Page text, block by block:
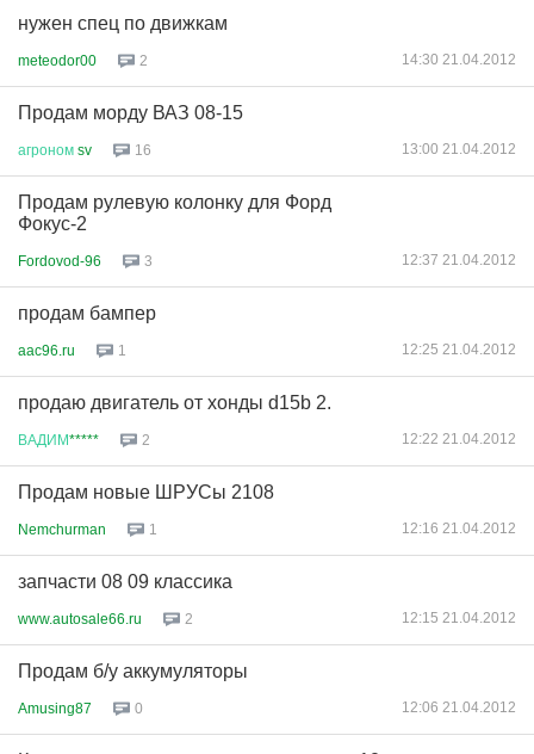
нужен спец по движкам
meteodor00 2 14:30 21.04.2012
Продам морду ВАЗ 08-15
агроном sv 16 13:00 21.04.2012
Продам рулевую колонку для Форд
Фокус-2
Fordovod-96 3 12:37 21.04.2012
продам бампер
aac96.ru 1 12:25 21.04.2012
продаю двигатель от хонды d15b 2.
ВАДИМ***** 2 12:22 21.04.2012
Продам новые ШРУСы 2108
Nemchurman 1 12:16 21.04.2012
запчасти 08 09 классика
www.autosale66.ru 2 12:15 21.04.2012
Продам б/у аккумуляторы
Amusing87 0 12:06 21.04.2012